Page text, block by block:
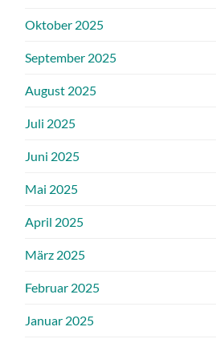
Oktober 2025
September 2025
August 2025
Juli 2025
Juni 2025
Mai 2025
April 2025
März 2025
Februar 2025
Januar 2025